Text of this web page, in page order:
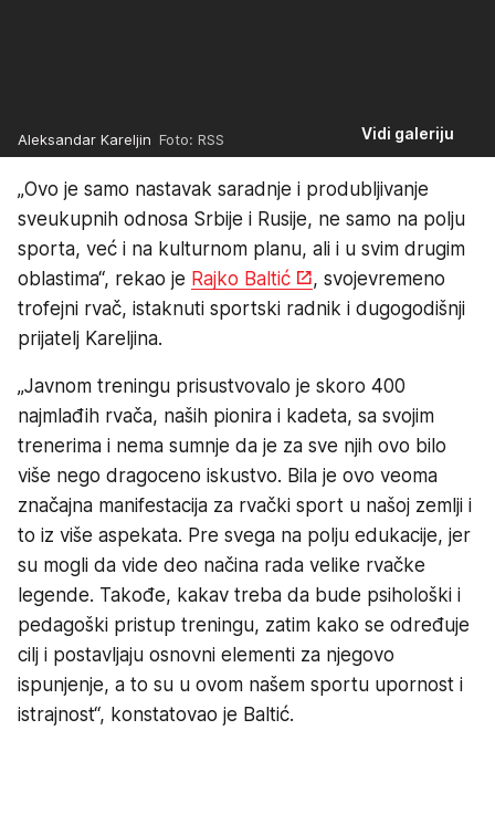
Vidi galeriju
Aleksandar Kareljin Foto: RSS
„Ovo je samo nastavak saradnje i produbljivanje
sveukupnih odnosa Srbije i Rusije, ne samo na polju
sporta, već i na kulturnom planu, ali i u svim drugim
oblastima“, rekao je Rajko Baltić
, svojevremeno
trofejni rvač, istaknuti sportski radnik i dugogodišnji
prijatelj Kareljina.
„Javnom treningu prisustvovalo je skoro 400
najmlađih rvača, naših pionira i kadeta, sa svojim
trenerima i nema sumnje da je za sve njih ovo bilo
više nego dragoceno iskustvo. Bila je ovo veoma
značajna manifestacija za rvački sport u našoj zemlji i
to iz više aspekata. Pre svega na polju edukacije, jer
su mogli da vide deo načina rada velike rvačke
legende. Takođe, kakav treba da bude psihološki i
pedagoški pristup treningu, zatim kako se određuje
cilj i postavljaju osnovni elementi za njegovo
ispunjenje, a to su u ovom našem sportu upornost i
istrajnost“, konstatovao je Baltić.